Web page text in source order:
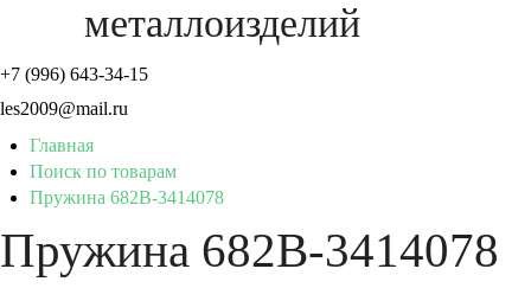
металлоизделий
+7 (996) 643-34-15
les2009@mail.ru
Главная
Поиск по товарам
Пружина 682В-3414078
Пружина 682В-3414078